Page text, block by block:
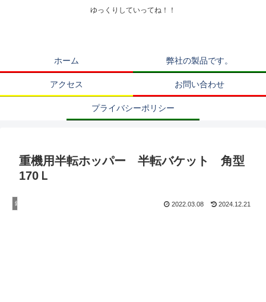
ゆっくりしていってね！！
ホーム 弊社の製品です。
アクセス お問い合わせ
プライバシーポリシー
重機用半転ホッパー 半転バケット 角型
170Ｌ
鉄工溶接品 2022.03.08 2024.12.21